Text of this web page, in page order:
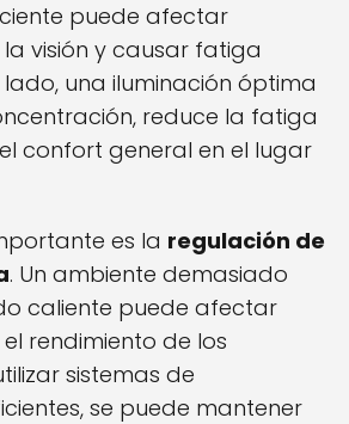
puede afectar
visión y causar fatiga
una iluminación óptima
reduce la fatiga
confort general en el lugar
es la regulación de
. Un ambiente demasiado
caliente puede afectar
rendimiento de los
sistemas de
se puede mantener